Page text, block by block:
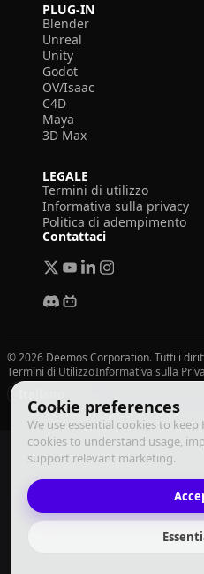
Cookie preferences
We use essential cookies to
cookies to understand usage,
support relevant marketing.
PLUG-IN
Blender
Unreal
Unity
Godot
OV/Isaac
C4D
Maya
3D Max
LEGALE
Termini di utilizzo
Informativa sulla privacy
Politica di adempimento
Contattaci
© 2026 Deemos Corporation. Tutti i
Termini di UtilizzoInformativa sulla